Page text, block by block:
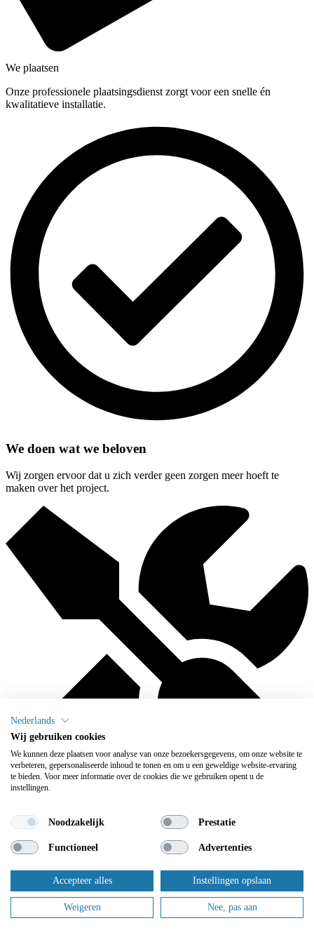
We plaatsen
Onze professionele plaatsingsdienst zorgt voor een snelle én
kwalitatieve installatie.
We doen wat we beloven
Wij zorgen ervoor dat u zich verder geen zorgen meer hoeft te
maken over het project.
We onderhouden
over het onderhoud: daar zorgen wij voor.
Dit zijn slechts enkele van onze tevreden klanten.
Nederlands
Wij gebruiken cookies
We kunnen deze plaatsen voor analyse van onze bezoekersgegevens, om onze website te
verbeteren, gepersonaliseerde inhoud te tonen en om u een geweldige website-ervaring
te bieden. Voor meer informatie over de cookies die we gebruiken opent u de
instellingen.
Noodzakelijk Prestatie
Functioneel Advertenties
Accepteer alles Instellingen opslaan
Weigeren Nee, pas aan